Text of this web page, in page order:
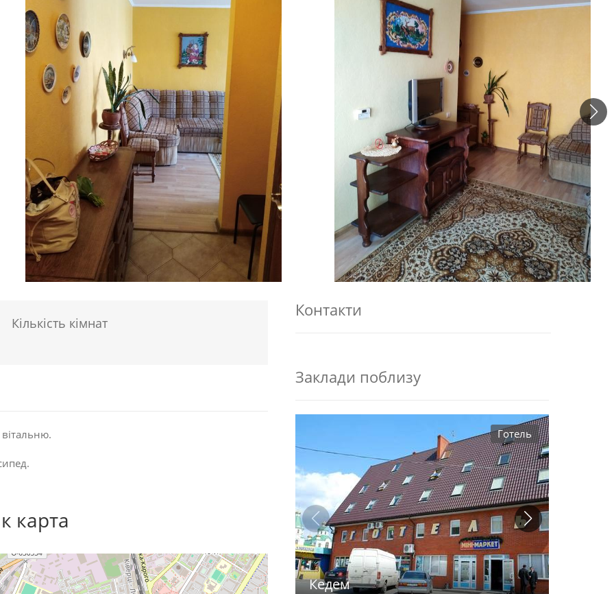
Кількість кімнат
карта
Контакти
Заклади поблизу
Готель
Кедем